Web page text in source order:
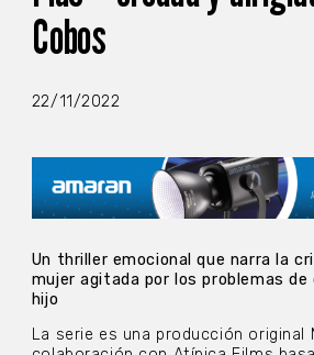
Cobos
22/11/2022
Un thriller emocional que narra la
mujer agitada por los problemas de
hijo
La serie es una producción original